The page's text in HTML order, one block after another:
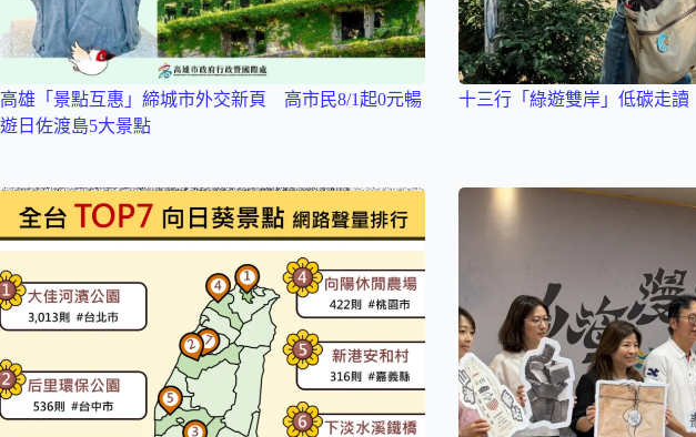
高雄「景點互惠」締城市外交新頁 高市民8/1起0元暢
遊日佐渡島5大景點
十三行「綠遊雙岸」低碳走